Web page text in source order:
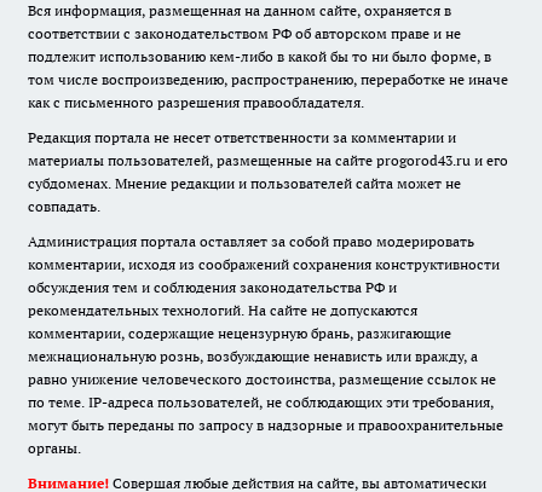
Вся информация, размещенная на данном сайте, охраняется в
соответствии с законодательством РФ об авторском праве и не
подлежит использованию кем-либо в какой бы то ни было форме, в
том числе воспроизведению, распространению, переработке не иначе
как с письменного разрешения правообладателя.
Редакция портала не несет ответственности за комментарии и
материалы пользователей, размещенные на сайте progorod43.ru и его
субдоменах. Мнение редакции и пользователей сайта может не
совпадать.
Администрация портала оставляет за собой право модерировать
комментарии, исходя из соображений сохранения конструктивности
обсуждения тем и соблюдения законодательства РФ и
рекомендательных технологий. На сайте не допускаются
комментарии, содержащие нецензурную брань, разжигающие
межнациональную рознь, возбуждающие ненависть или вражду, а
равно унижение человеческого достоинства, размещение ссылок не
по теме. IP-адреса пользователей, не соблюдающих эти требования,
могут быть переданы по запросу в надзорные и правоохранительные
органы.
Внимание! Совершая любые действия на сайте, вы автоматически